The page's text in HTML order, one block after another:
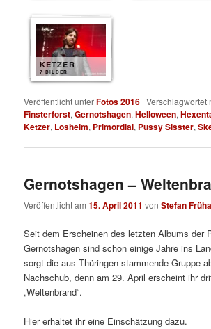
KETZER
7 BILDER
Veröffentlicht unterFotos 2016 |Verschlagwortet
Finsterforst,Gernotshagen,Helloween,
Ketzer, Losheim, Primordial, Pussy Sisster,
Gernotshagen –
Veröffentlicht am15. April 2011 vonStefan
Seit dem Erscheinen des letzten Albums der
Gernotshagen sind schon einige Jahre ins
sorgt die aus Thüringen stammende Gruppe
Nachschub, denn am 29. April erscheint ihr
„Weltenbrand“.
Hier erhaltet ihr eine Einschätzung dazu.